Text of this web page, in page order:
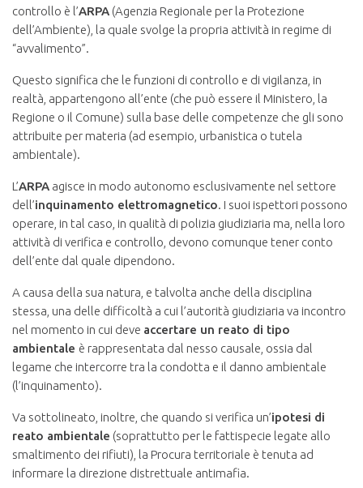
controllo è l’ARPA (Agenzia Regionale per la Protezione
dell’Ambiente), la quale svolge la propria attività in regime di
“avvalimento”.
Questo significa che le funzioni di controllo e di vigilanza, in
realtà, appartengono all’ente (che può essere il Ministero, la
Regione o il Comune) sulla base delle competenze che gli sono
attribuite per materia (ad esempio, urbanistica o tutela
ambientale).
L’ARPA agisce in modo autonomo esclusivamente nel settore
dell’inquinamento elettromagnetico. I suoi ispettori possono
operare, in tal caso, in qualità di polizia giudiziaria ma, nella loro
attività di verifica e controllo, devono comunque tener conto
dell’ente dal quale dipendono.
A causa della sua natura, e talvolta anche della disciplina
stessa, una delle difficoltà a cui l’autorità giudiziaria va incontro
nel momento in cui deve accertare un reato di tipo
ambientale è rappresentata dal nesso causale, ossia dal
legame che intercorre tra la condotta e il danno ambientale
(l’inquinamento).
Va sottolineato, inoltre, che quando si verifica un’ipotesi di
reato ambientale (soprattutto per le fattispecie legate allo
smaltimento dei rifiuti), la Procura territoriale è tenuta ad
informare la direzione distrettuale antimafia.